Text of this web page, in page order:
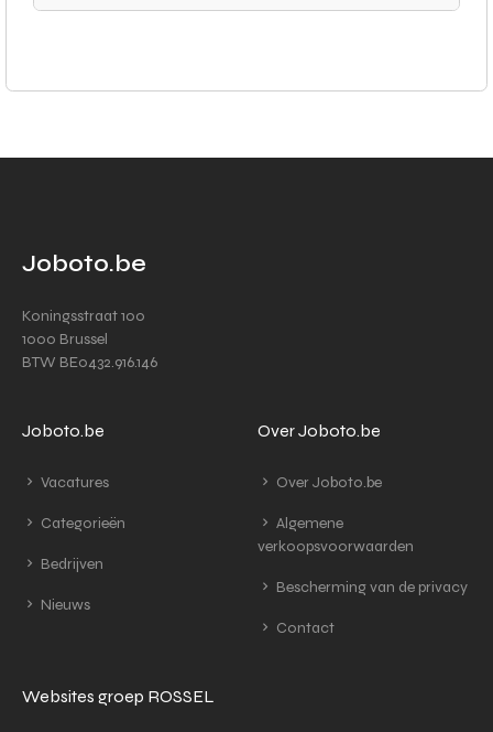
Joboto.be
Koningsstraat 100
1000 Brussel
BTW BE0432.916.146
Joboto.be
Vacatures
Categorieën
Bedrijven
Nieuws
Over Joboto.be
Over Joboto.be
Algemene
verkoopsvoorwaarden
Bescherming van de privacy
Contact
Websites groep ROSSEL